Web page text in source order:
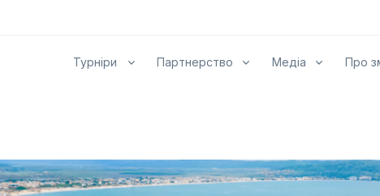
Турніри Партнерство Медіа Про